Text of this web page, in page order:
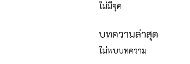
ไม่มีจุด
บทความล่าสุด
ไม่พบบทความ